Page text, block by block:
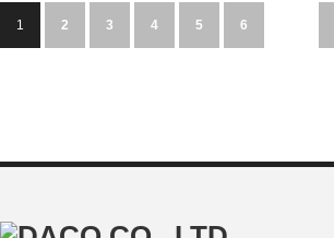
1 2 3 4 5 6